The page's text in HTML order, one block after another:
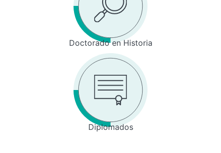
Doctorado en Historia
Diplomados